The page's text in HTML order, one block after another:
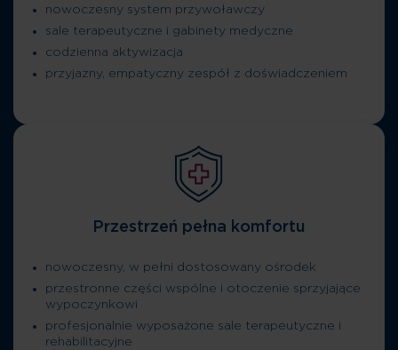
nowoczesny system przywoławczy
sale terapeutyczne i gabinety medyczne
codzienna aktywizacja
przyjazny, empatyczny zespół z doświadczeniem
Przestrzeń pełna komfortu
nowoczesny, w pełni dostosowany ośrodek
przestronne części wspólne i otoczenie sprzyjające
wypoczynkowi
profesjonalnie wyposażone sale terapeutyczne i
rehabilitacyjne